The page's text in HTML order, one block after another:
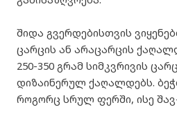
შიდა გვერდებისთვის
ცარცის ან არაცარცის
250-350 გრამ სიმკვრივის
დიზაინერულ ქაღალდებს.
როგორც სრულ ფერში, ისე